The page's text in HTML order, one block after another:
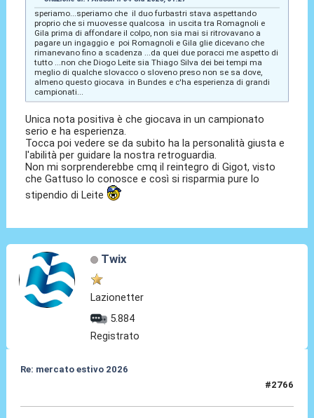
speriamo...speriamo che il duo furbastri stava aspettando
proprio che si muovesse qualcosa in uscita tra Romagnoli e
Gila prima di affondare il colpo, non sia mai si ritrovavano a
pagare un ingaggio e poi Romagnoli e Gila glie dicevano che
rimanevano fino a scadenza ...da quei due poracci me aspetto di
tutto ...non che Diogo Leite sia Thiago Silva dei bei tempi ma
meglio di qualche slovacco o sloveno preso non se sa dove,
almeno questo giocava in Bundes e c'ha esperienza di grandi
campionati...
Unica nota positiva è che giocava in un campionato
serio e ha esperienza.
Tocca poi vedere se da subito ha la personalità giusta e
l'abilità per guidare la nostra retroguardia.
Non mi sorprenderebbe cmq il reintegro di Gigot, visto
che Gattuso lo conosce e così si risparmia pure lo
stipendio di Leite
Twix
Lazionetter
5.884
Registrato
Re: mercato estivo 2026
#2766